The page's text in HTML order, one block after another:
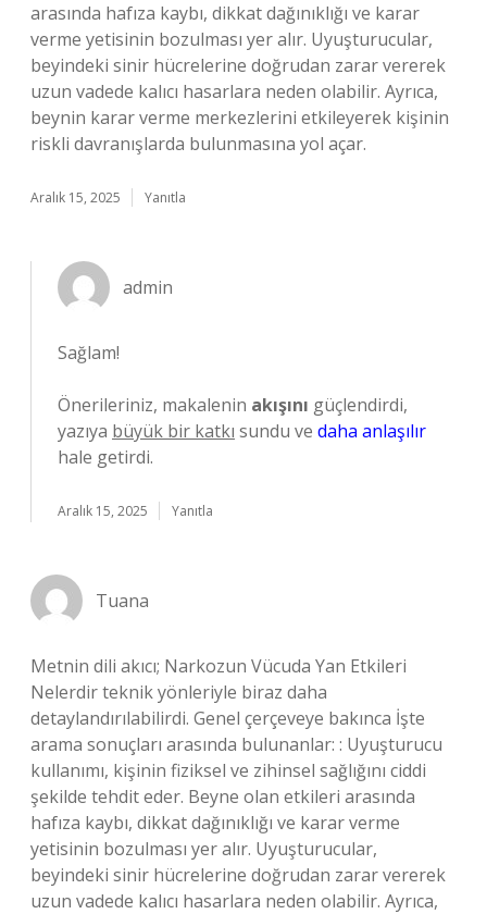
arasında hafıza kaybı, dikkat dağınıklığı ve karar
verme yetisinin bozulması yer alır. Uyuşturucular,
beyindeki sinir hücrelerine doğrudan zarar vererek
uzun vadede kalıcı hasarlara neden olabilir. Ayrıca,
beynin karar verme merkezlerini etkileyerek kişinin
riskli davranışlarda bulunmasına yol açar.
Aralık 15, 2025 Yanıtla
admin
Sağlam!
Önerileriniz, makalenin akışını güçlendirdi,
yazıya büyük bir katkı sundu ve daha anlaşılır
hale getirdi.
Aralık 15, 2025 Yanıtla
Tuana
Metnin dili akıcı; Narkozun Vücuda Yan Etkileri
Nelerdir teknik yönleriyle biraz daha
detaylandırılabilirdi. Genel çerçeveye bakınca İşte
arama sonuçları arasında bulunanlar: : Uyuşturucu
kullanımı, kişinin fiziksel ve zihinsel sağlığını ciddi
şekilde tehdit eder. Beyne olan etkileri arasında
hafıza kaybı, dikkat dağınıklığı ve karar verme
yetisinin bozulması yer alır. Uyuşturucular,
beyindeki sinir hücrelerine doğrudan zarar vererek
uzun vadede kalıcı hasarlara neden olabilir. Ayrıca,